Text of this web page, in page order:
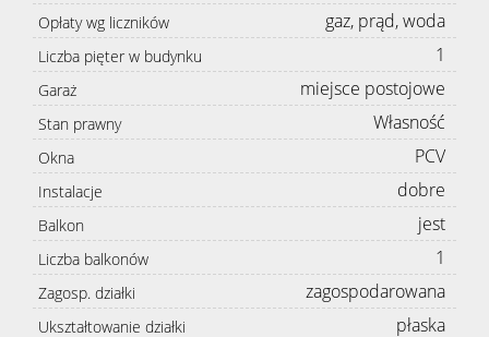
Opłaty wg liczników
gaz, prąd, woda
Liczba pięter w budynku 1
Garaż miejsce postojowe
Stan prawny Własność
Okna PCV
Instalacje dobre
Balkon jest
Liczba balkonów 1
Zagosp. działki zagospodarowana
Ukształtowanie działki płaska